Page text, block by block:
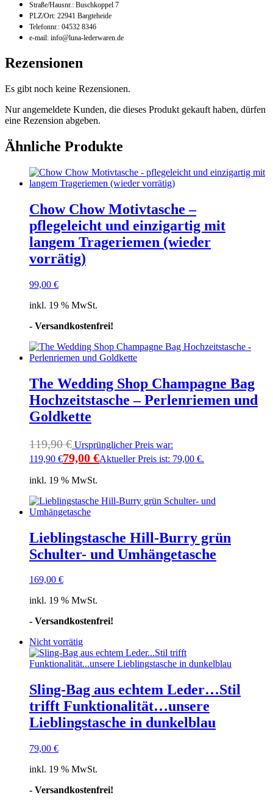
Straße/Hausnr.: Buschkoppel 7
PLZ/Ort: 22941 Bargteheide
Telefonnr.: 04532 8346
e-mail: info@luna-lederwaren.de
Rezensionen
Es gibt noch keine Rezensionen.
Nur angemeldete Kunden, die dieses Produkt gekauft haben, dürfen
eine Rezension abgeben.
Ähnliche Produkte
Chow Chow Motivtasche –
pflegeleicht und einzigartig mit
langem Trageriemen (wieder
vorrätig)
99,00 €
inkl. 19 % MwSt.
- Versandkostenfrei!
The Wedding Shop Champagne Bag
Hochzeitstasche – Perlenriemen und
Goldkette
119,90€ Ursprünglicher Preis war:
119,90 €79,00 €Aktueller Preis ist: 79,00 €.
inkl. 19 % MwSt.
Lieblingstasche Hill-Burry grün
Schulter- und Umhängetasche
169,00 €
inkl. 19 % MwSt.
- Versandkostenfrei!
Nicht vorrätig
Sling-Bag aus echtem Leder…Stil
trifft Funktionalität…unsere
Lieblingstasche in dunkelblau
79,00 €
inkl. 19 % MwSt.
- Versandkostenfrei!